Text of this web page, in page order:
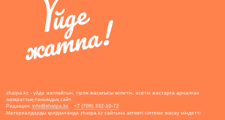
zhatpa.kz - үйде жатпайтын, тірлік жасағысы келетін, өсетін жастарға арналған
ақпараттық-танымдық сайт
Редакция: info@zhatpa.kz
+7 (708) 332-10-72
Материалдарды қолданғанда zhatpa.kz сайтына активті сілтеме жасау міндетті